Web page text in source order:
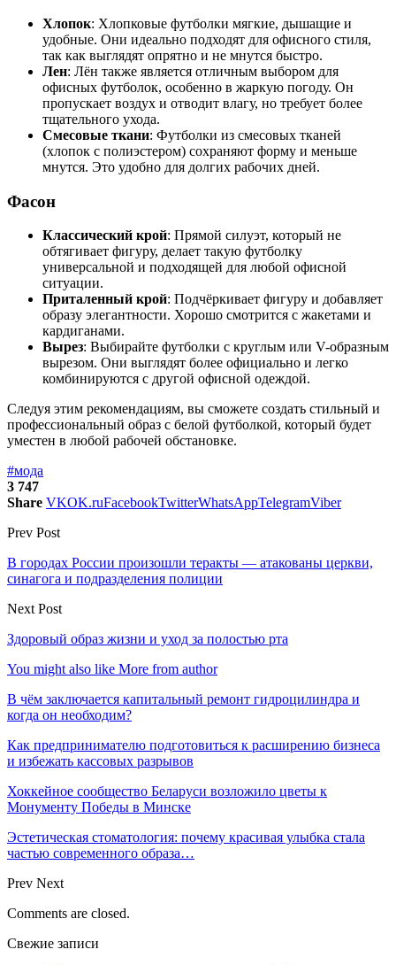
Хлопок: Хлопковые футболки мягкие, дышащие и
удобные. Они идеально подходят для офисного стиля,
так как выглядят опрятно и не мнутся быстро.
Лен: Лён также является отличным выбором для
офисных футболок, особенно в жаркую погоду. Он
пропускает воздух и отводит влагу, но требует более
тщательного ухода.
Смесовые ткани: Футболки из смесовых тканей
(хлопок с полиэстером) сохраняют форму и меньше
мнутся. Это удобно для долгих рабочих дней.
Фасон
Классический крой: Прямой силуэт, который не
обтягивает фигуру, делает такую футболку
универсальной и подходящей для любой офисной
ситуации.
Приталенный крой: Подчёркивает фигуру и добавляет
образу элегантности. Хорошо смотрится с жакетами и
кардиганами.
Вырез: Выбирайте футболки с круглым или V-образным
вырезом. Они выглядят более официально и легко
комбинируются с другой офисной одеждой.
Следуя этим рекомендациям, вы сможете создать стильный и
профессиональный образ с белой футболкой, который будет
уместен в любой рабочей обстановке.
#мода
3 747
Share VKOK.ruFacebookTwitterWhatsAppTelegramViber
Prev Post
В городах России произошли теракты — атакованы церкви,
синагога и подразделения полиции
Next Post
Здоровый образ жизни и уход за полостью рта
You might also like More from author
В чём заключается капитальный ремонт гидроцилиндра и
когда он необходим?
Как предпринимателю подготовиться к расширению бизнеса
и избежать кассовых разрывов
Хоккейное сообщество Беларуси возложило цветы к
Монументу Победы в Минске
Эстетическая стоматология: почему красивая улыбка стала
частью современного образа…
Prev Next
Comments are closed.
Свежие записи